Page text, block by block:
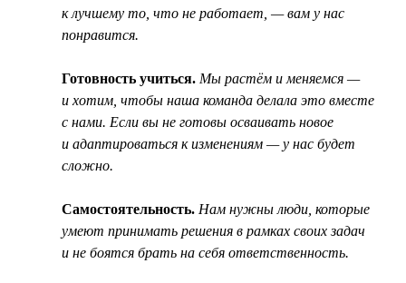
к лучшему то, что не работает, — вам у нас
понравится.
Готовность учиться. Мы растём и меняемся —
и хотим, чтобы наша команда делала это вместе
с нами. Если вы не готовы осваивать новое
и адаптироваться к изменениям — у нас будет
сложно.
Самостоятельность. Нам нужны люди, которые
умеют принимать решения в рамках своих задач
и не боятся брать на себя ответственность.